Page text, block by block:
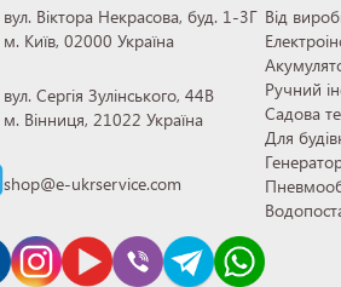
вул. Віктора Некрасова, буд. 1-3Г
м. Київ, 02000 Україна
вул. Сергія Зулінського, 44В
м. Вінниця, 21022 Україна
shop@e-ukrservice.com
Від
Ручний
Садова
Для